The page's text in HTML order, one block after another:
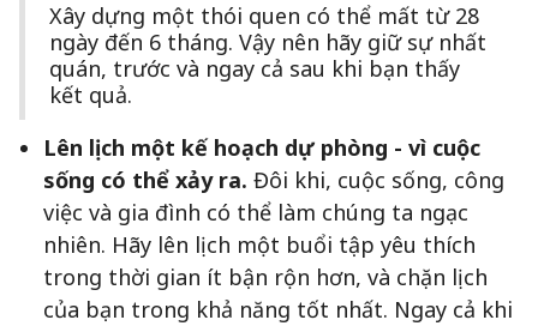
Xây dựng một thói quen có thể mất từ 28
ngày đến 6 tháng. Vậy nên hãy giữ sự nhất
quán, trước và ngay cả sau khi bạn thấy
kết quả.
Lên lịch một kế hoạch dự phòng - vì cuộc
sống có thể xảy ra. Đôi khi, cuộc sống, công
việc và gia đình có thể làm chúng ta ngạc
nhiên. Hãy lên lịch một buổi tập yêu thích
trong thời gian ít bận rộn hơn, và chặn lịch
của bạn trong khả năng tốt nhất. Ngay cả khi